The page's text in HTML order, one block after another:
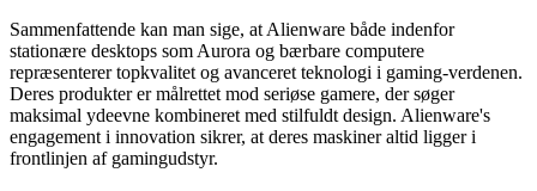
Sammenfattende kan man sige, at Alienware både indenfor
stationære desktops som Aurora og bærbare computere
repræsenterer topkvalitet og avanceret teknologi i gaming-verdenen.
Deres produkter er målrettet mod seriøse gamere, der søger
maksimal ydeevne kombineret med stilfuldt design. Alienware's
engagement i innovation sikrer, at deres maskiner altid ligger i
frontlinjen af gamingudstyr.